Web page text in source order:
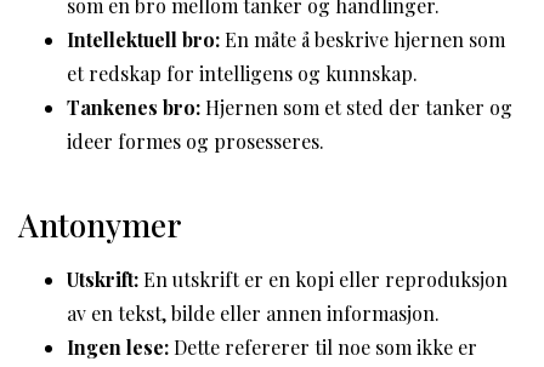
som en bro mellom tanker og handlinger.
Intellektuell bro:En måte å beskrive hjernen som
et redskap for intelligens og kunnskap.
Tankenes bro:Hjernen som et sted der tanker og
ideer formes og prosesseres.
Antonymer
Utskrift:En utskrift er en kopi eller reproduksjon
av en tekst, bilde eller annen informasjon.
Ingen lese:Dette refererer til noe som ikke er